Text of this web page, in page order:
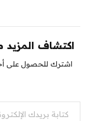
اكتشاف المزيد
اشترك للحصول على
كتابة بريدك الإلكتروني...